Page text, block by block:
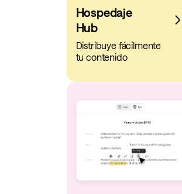
Hospedaje
Hub
Distribuye fácilmente
tu contenido